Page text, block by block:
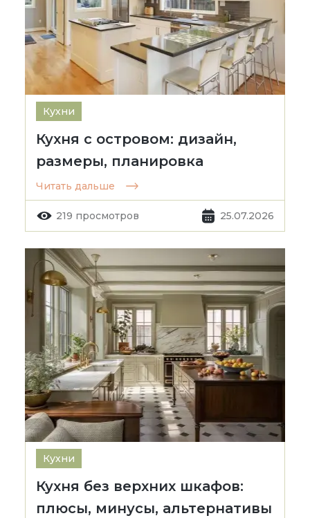
Кухни
Кухня с островом: дизайн,
размеры, планировка
Читать дальше
219 просмотров 25.07.2026
Кухни
Кухня без верхних шкафов:
плюсы, минусы, альтернативы